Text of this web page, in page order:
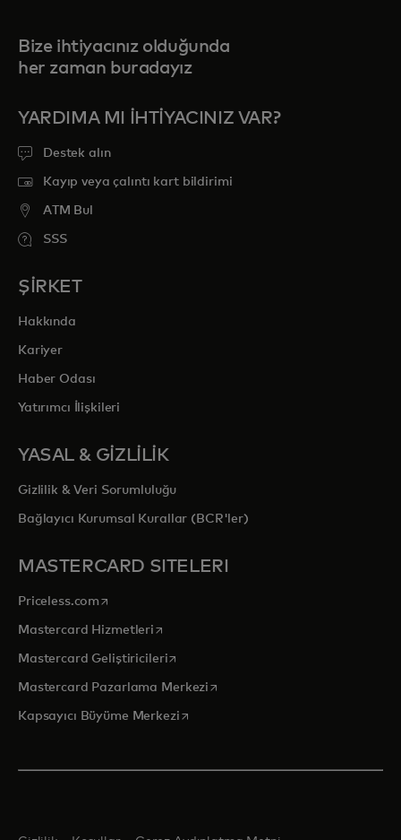
Bize ihtiyacınız olduğunda
her zaman buradayız
YARDIMA MI IHTIYACINIZ VAR?
Destek alın
Kayıp veya çalıntı kart bildirimi
ATM Bul
SSS
ŞİRKET
Hakkında
Kariyer
Haber Odası
Yatırımcı İlişkileri
YASAL & GİZLİLİK
Gizlilik & Veri Sorumluluğu
Bağlayıcı Kurumsal Kurallar (BCR'ler)
MASTERCARD SITELERI
Priceless.com opens in a new tab
Mastercard Hizmetleri opens in a new tab
Mastercard Geliştiricileriopens in a new tab
Mastercard Pazarlama Merkezi opens in a new tab
Kapsayıcı Büyüme Merkeziopens in a new tab